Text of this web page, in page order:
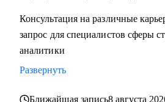
поступления, а также проверкой
эссе, резюме, рекомендательные
Кому могу помочь:
Консультация на различные
запрос для специалистов сферы
аналитики
Развернуть
Ближайшая запись8 августа